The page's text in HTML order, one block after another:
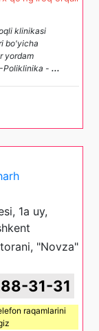
klinikasi
bo'yicha
yordam
Poliklinika - ...
1a uy,
"Novza"
31-31
raqamlarini